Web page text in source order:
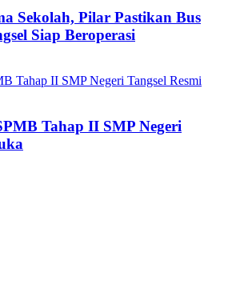
Sekolah, Pilar Pastikan Bus
Siap Beroperasi
Tahap II SMP Negeri